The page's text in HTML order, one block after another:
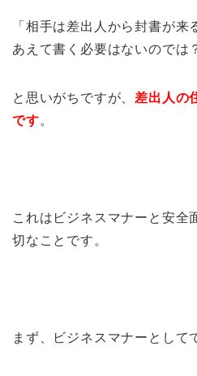
「相手は差出人から封書が来
あえて書く必要はないのでは
と思いがちですが、 差出人の
です。
これはビジネスマナーと安全
切なことです。
まず、ビジネスマナーとして